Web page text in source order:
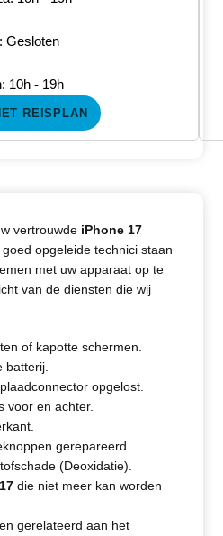
Gesloten
10h - 19h
REISPLAN
vertrouwde iPhone 17
opgeleide technici staan
met uw apparaat op te
van de diensten die wij
of kapotte schermen.
batterij.
opgelost.
voor en achter.
gerepareerd.
(Deoxidatie).
die niet meer kan worden
gerelateerd aan het